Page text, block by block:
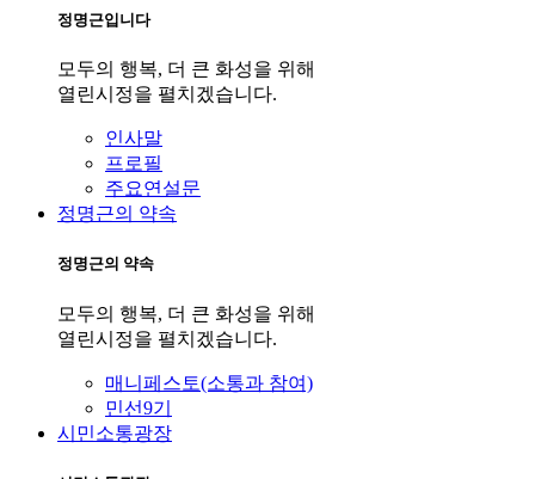
정명근입니다
모두의 행복, 더 큰 화성을 위해
열린시정을 펼치겠습니다.
인사말
프로필
주요연설문
정명근의 약속
정명근의 약속
모두의 행복, 더 큰 화성을 위해
열린시정을 펼치겠습니다.
매니페스토(소통과 참여)
민선9기
시민소통광장